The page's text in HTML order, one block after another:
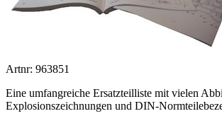
Artnr: 963851
Eine umfangreiche Ersatzteilliste mit vielen
Explosionszeichnungen und DIN-